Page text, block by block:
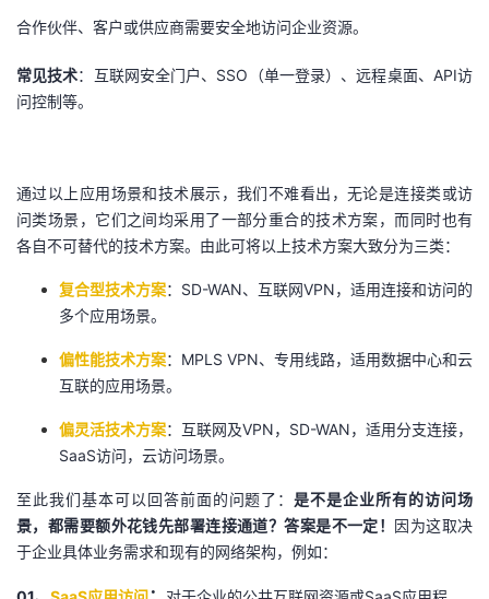
合作伙伴、客户或供应商需要安全地访问企业资源。
常见技术：互联网安全门户、SSO（单一登录）、远程桌面、API访
问控制等。
通过以上应用场景和技术展示，我们不难看出，无论是连接类或访
问类场景，它们之间均采用了一部分重合的技术方案，而同时也有
各自不可替代的技术方案。由此可将以上技术方案大致分为三类：
复合型技术方案：SD-WAN、互联网VPN，适用连接和访问的
多个应用场景。
偏性能技术方案：MPLS VPN、专用线路，适用数据中心和云
互联的应用场景。
偏灵活技术方案：互联网及VPN，SD-WAN，适用分支连接，
SaaS访问，云访问场景。
至此我们基本可以回答前面的问题了：是不是企业所有的访问场
景，都需要额外花钱先部署连接通道？答案是不一定！ 因为这取决
于企业具体业务需求和现有的网络架构，例如：